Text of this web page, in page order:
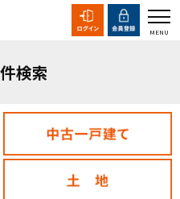
検索